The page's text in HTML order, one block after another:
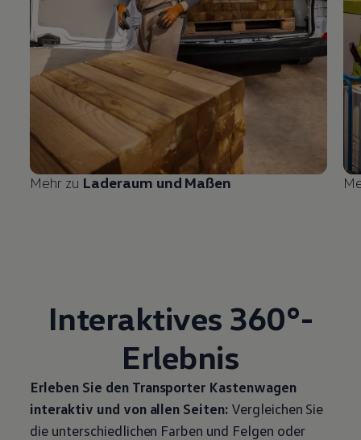
Mehr zu Laderaum und Maßen
Interaktives 360°-
Erlebnis
Erleben Sie den Transporter Kastenwagen
interaktiv und von allen Seiten:Vergleichen Sie
die unterschiedlichen Farben und Felgen oder